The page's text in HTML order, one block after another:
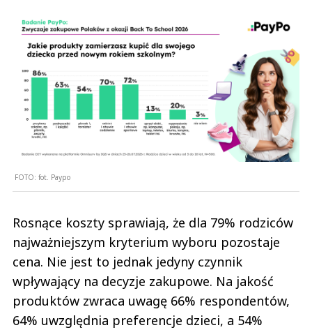
FOTO: fot. Paypo
Rosnące koszty sprawiają, że dla 79% rodziców
najważniejszym kryterium wyboru pozostaje
cena. Nie jest to jednak jedyny czynnik
wpływający na decyzje zakupowe. Na jakość
produktów zwraca uwagę 66% respondentów,
64% uwzględnia preferencje dzieci, a 54%